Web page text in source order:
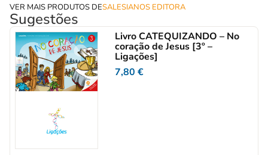
VER MAIS PRODUTOS DESALESIANOS EDITORA
Sugestões
Livro CATEQUIZANDO – No
coração de Jesus [3º –
Ligações]
7,80€